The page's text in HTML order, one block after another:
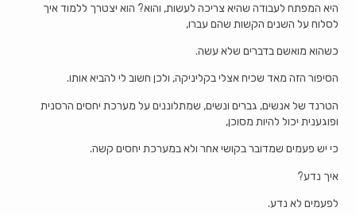
היא המפתח לעבודה שהיא צריכה לעשות, והוא? הוא יצטרך ללמוד איך
לסלוח על השנים הקשות שהם עברו,
כשהוא מואשם בדברים שלא עשה.
הסיפור הזה מאד שכיח אצלי בקליניקה, ולכן חשוב לי להביא אותו.
הטרנד של אנשים, גברים ונשים, שמתלוננים על מערכת יחסים הרסנית
ופוגענית יכול להיות מסוכן,
כי יש פעמים שמדובר בקושי אחר ולא במערכת יחסים קשה.
איך נדע?
לפעמים לא נדע.